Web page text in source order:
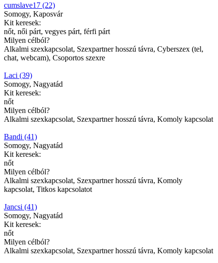
cumslave17 (22)
Somogy, Kaposvár
Kit keresek:
nőt, női párt, vegyes párt, férfi párt
Milyen célból?
Alkalmi szexkapcsolat, Szexpartner hosszú távra, Cyberszex (tel,
chat, webcam), Csoportos szexre
Laci (39)
Somogy, Nagyatád
Kit keresek:
nőt
Milyen célból?
Alkalmi szexkapcsolat, Szexpartner hosszú távra, Komoly kapcsolat
Bandi (41)
Somogy, Nagyatád
Kit keresek:
nőt
Milyen célból?
Alkalmi szexkapcsolat, Szexpartner hosszú távra, Komoly
kapcsolat, Titkos kapcsolatot
Jancsi (41)
Somogy, Nagyatád
Kit keresek:
nőt
Milyen célból?
Alkalmi szexkapcsolat, Szexpartner hosszú távra, Komoly kapcsolat